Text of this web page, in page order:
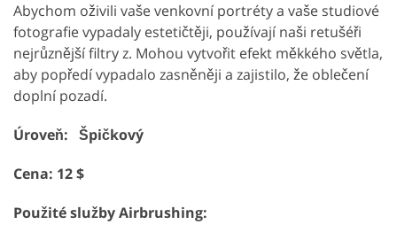
Abychom oživili vaše venkovní portréty a vaše studiové
fotografie vypadaly estetičtěji, používají naši retušéři
nejrůznější filtry z. Mohou vytvořit efekt měkkého světla,
aby popředí vypadalo zasněněji a zajistilo, že oblečení
doplní pozadí.
Úroveň: Špičkový
Cena: 12 $
Použité služby Airbrushing: